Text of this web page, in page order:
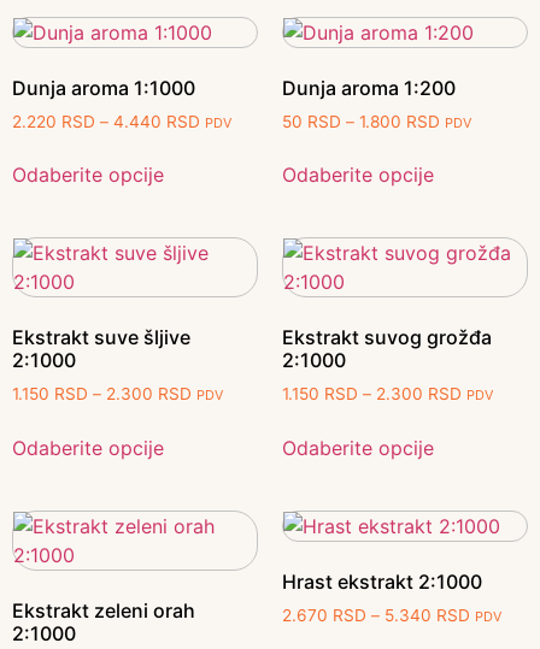
Dunja aroma 1:1000
2.220 RSD – 4.440 RSD PDV
Odaberite opcije
Dunja aroma 1:200
50 RSD – 1.800 RSD PDV
Odaberite opcije
Ekstrakt suve šljive
2:1000
1.150 RSD – 2.300 RSD PDV
Odaberite opcije
Ekstrakt suvog grožđa
2:1000
1.150 RSD – 2.300 RSD PDV
Odaberite opcije
Ekstrakt zeleni orah
2:1000
Hrast ekstrakt 2:1000
2.670 RSD – 5.340 RSD PDV